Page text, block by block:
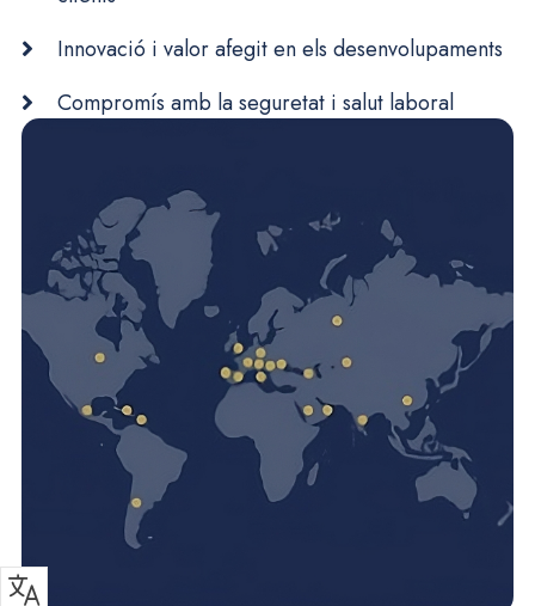
Innovació i valor afegit en els desenvolupaments
Compromís amb la seguretat i salut laboral